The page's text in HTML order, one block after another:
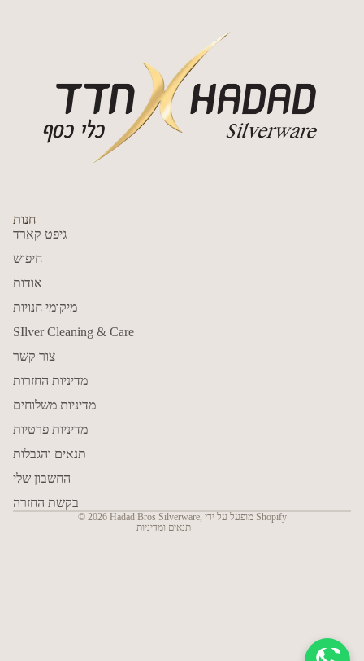
חנות
גיפט קארד
חיפוש
אודות
מיקומי חנויות
SIlver Cleaning & Care
צור קשר
מדיניות החזרות
מדיניות משלוחים
מדיניות פרטיות
תנאים והגבלות
החשבון שלי
בקשת החזרה
© 2026 Hadad Bros Silverware, מופעל על ידי Shopify
תנאים ומדיניות